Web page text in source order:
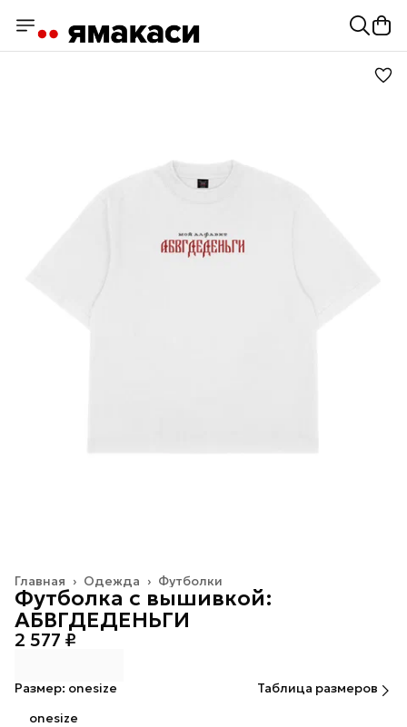
Футболки
Одежда ›
Главная ›
Футболка с вышивкой:
АБВГДЕДЕНЬГИ
2 577 ₽
Размер: onesize
Таблица размеров
onesize